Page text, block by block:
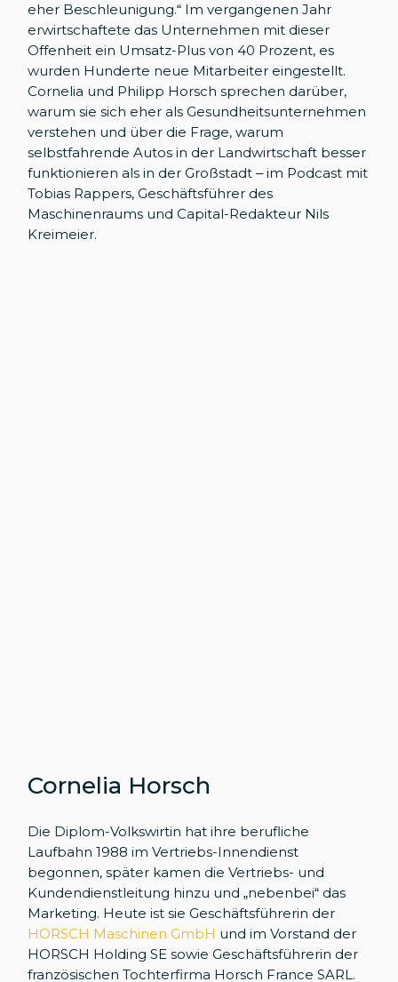
eher Beschleunigung.“ Im vergangenen Jahr
erwirtschaftete das Unternehmen mit dieser
Offenheit ein Umsatz-Plus von 40 Prozent, es
wurden Hunderte neue Mitarbeiter eingestellt.
Cornelia und Philipp Horsch sprechen darüber,
warum sie sich eher als Gesundheitsunternehmen
verstehen und über die Frage, warum
selbstfahrende Autos in der Landwirtschaft besser
funktionieren als in der Großstadt – im Podcast mit
Tobias Rappers, Geschäftsführer des
Maschinenraums und Capital-Redakteur Nils
Kreimeier.
Cornelia Horsch
Die Diplom-Volkswirtin hat ihre berufliche
Laufbahn 1988 im Vertriebs-Innendienst
begonnen, später kamen die Vertriebs- und
Kundendienstleitung hinzu und „nebenbei“ das
Marketing. Heute ist sie Geschäftsführerin der
HORSCH Maschinen GmbH und im Vorstand der
HORSCH Holding SE sowie Geschäftsführerin der
französischen Tochterfirma Horsch France SARL.